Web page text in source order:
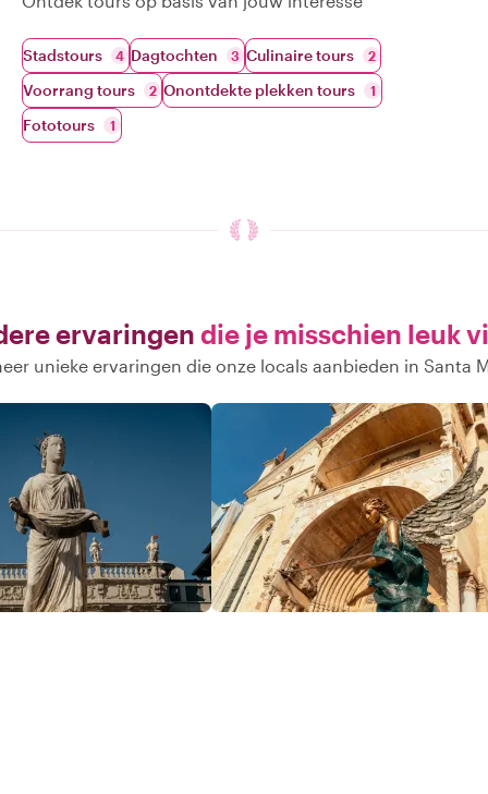
Stadstours 4 Dagtochten 3 Culinaire tours 2
Voorrang tours 2 Onontdekte plekken tours 1
Fototours 1
ervaringen die je misschien leuk
unieke ervaringen die onze locals aanbieden in Santa